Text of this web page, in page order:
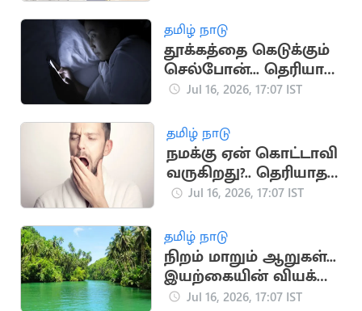
தமிழ் நாடு
தூக்கத்தை கெடுக்கும்
செல்போன்... தெரியாத
ஆபத்துகள்
Jul 16, 2026, 17:07 IST
தமிழ் நாடு
நமக்கு ஏன் கொட்டாவி
வருகிறது?.. தெரியாத
சுவாரஸ்ய
Jul 16, 2026, 17:07 IST
தமிழ் நாடு
நிறம் மாறும் ஆறுகள்...
இயற்கையின் வியக்க
வைக்கும்
Jul 16, 2026, 17:07 IST